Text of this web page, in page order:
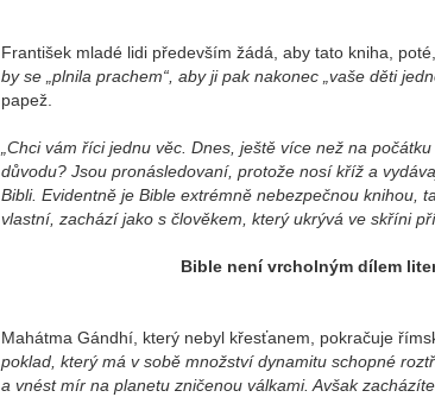
František mladé lidi především žádá, aby tato kniha,
by se „plnila prachem“, aby ji pak nakonec „vaše děti
papež.
„Chci vám říci jednu věc. Dnes, ještě více než na
důvodu? Jsou pronásledovaní, protože nosí kříž a
Bibli. Evidentně je Bible extrémně nebezpečnou knihou,
vlastní, zachází jako s člověkem, který ukrývá ve skříni
Bible není vrcholným dílem
Mahátma Gándhí, který nebyl křesťanem, pokračuje
poklad, který má v sobě množství dynamitu schopné
a vnést mír na planetu zničenou válkami. Avšak